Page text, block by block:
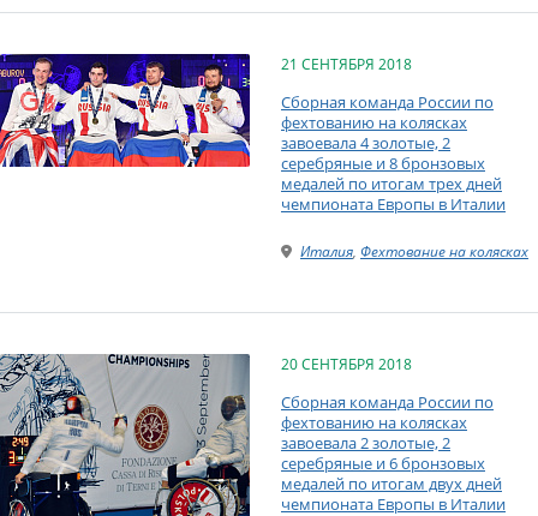
21 СЕНТЯБРЯ 2018
Сборная команда России по
фехтованию на колясках
завоевала 4 золотые, 2
серебряные и 8 бронзовых
медалей по итогам трех дней
чемпионата Европы в Италии
Италия, Фехтование на колясках
20 СЕНТЯБРЯ 2018
Сборная команда России по
фехтованию на колясках
завоевала 2 золотые, 2
серебряные и 6 бронзовых
медалей по итогам двух дней
чемпионата Европы в Италии